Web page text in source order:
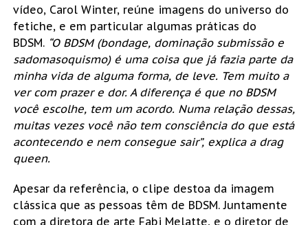
vídeo, Carol Winter, reúne imagens do universo do
fetiche, e em particular algumas práticas do
BDSM. “O BDSM (bondage, dominação submissão e
sadomasoquismo) é uma coisa que já fazia parte da
minha vida de alguma forma, de leve. Tem muito a
ver com prazer e dor. A diferença é que no BDSM
você escolhe, tem um acordo. Numa relação dessas,
muitas vezes você não tem consciência do que está
acontecendo e nem consegue sair”, explica a drag
queen.
Apesar da referência, o clipe destoa da imagem
clássica que as pessoas têm de BDSM. Juntamente
com a diretora de arte Fabi Melatte, e o diretor de